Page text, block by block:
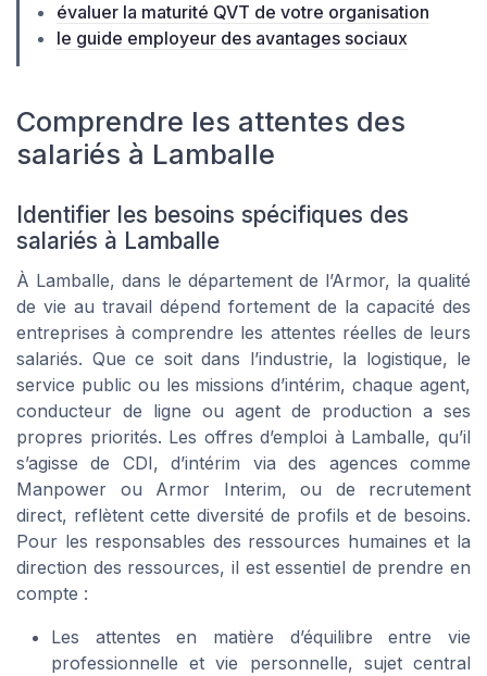
évaluer la maturité QVT de votre organisation
le guide employeur des avantages sociaux
Comprendre les attentes des
salariés à Lamballe
Identifier les besoins spécifiques des
salariés à Lamballe
À Lamballe, dans le département de l’Armor, la qualité
de vie au travail dépend fortement de la capacité des
entreprises à comprendre les attentes réelles de leurs
salariés. Que ce soit dans l’industrie, la logistique, le
service public ou les missions d’intérim, chaque agent,
conducteur de ligne ou agent de production a ses
propres priorités. Les offres d’emploi à Lamballe, qu’il
s’agisse de CDI, d’intérim via des agences comme
Manpower ou Armor Interim, ou de recrutement
direct, reflètent cette diversité de profils et de besoins.
Pour les responsables des ressources humaines et la
direction des ressources, il est essentiel de prendre en
compte :
Les attentes en matière d’équilibre entre vie
professionnelle et vie personnelle, sujet central